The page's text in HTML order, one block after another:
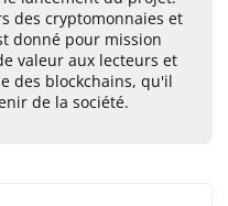
des cryptomonnaies et
donné pour mission
valeur aux lecteurs et
des blockchains, qu'il
de la société.